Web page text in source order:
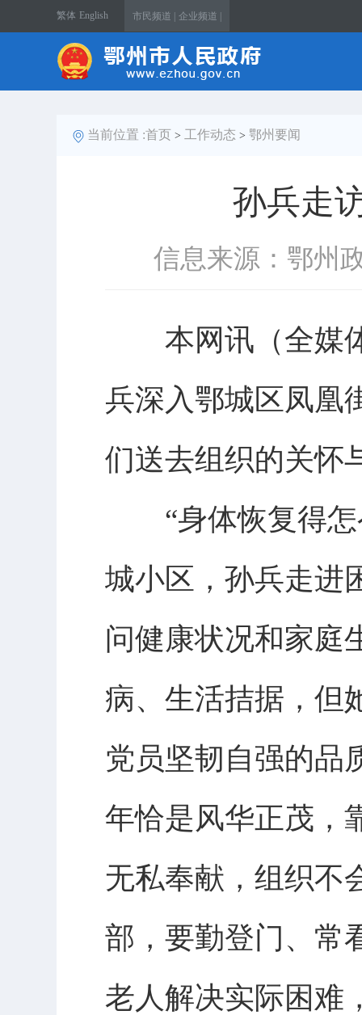
繁体 English 市民频道 | 企业频道 |
当前位置 :首页 > 工作动态 > 鄂州要闻
孙兵走
信息来源：鄂州
本网讯（全媒体
兵深入鄂城区凤凰
们送去组织的关怀
“身体恢复得怎
城小区，孙兵走进
问健康状况和家庭
病、生活拮据，但
党员坚韧自强的品
年恰是风华正茂，
无私奉献，组织不
部，要勤登门、常
老人解决实际困难